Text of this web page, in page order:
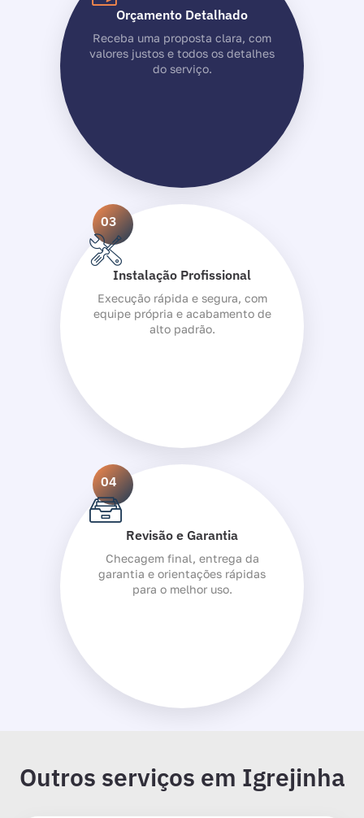
Orçamento Detalhado
Receba uma proposta clara, com
valores justos e todos os detalhes
do serviço.
03
Instalação Profissional
Execução rápida e segura, com
equipe própria e acabamento de
alto padrão.
04
Revisão e Garantia
Checagem final, entrega da
garantia e orientações rápidas
para o melhor uso.
Outros serviços em Igrejinha